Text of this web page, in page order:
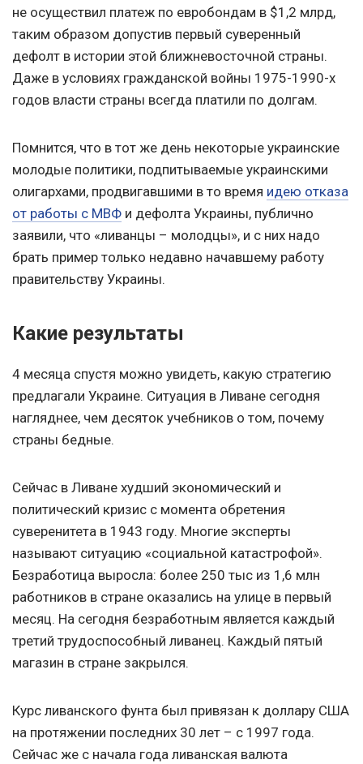
не осуществил платеж по евробондам в $1,2 млрд,
таким образом допустив первый суверенный
дефолт в истории этой ближневосточной страны.
Даже в условиях гражданской войны 1975-1990-х
годов власти страны всегда платили по долгам.
Помнится, что в тот же день некоторые украинские
молодые политики, подпитываемые украинскими
олигархами, продвигавшими в то время идею отказа
от работы с МВФ и дефолта Украины, публично
заявили, что «ливанцы – молодцы», и с них надо
брать пример только недавно начавшему работу
правительству Украины.
Какие результаты
4 месяца спустя можно увидеть, какую стратегию
предлагали Украине. Ситуация в Ливане сегодня
нагляднее, чем десяток учебников о том, почему
страны бедные.
Сейчас в Ливане худший экономический и
политический кризис с момента обретения
суверенитета в 1943 году. Многие эксперты
называют ситуацию «социальной катастрофой».
Безработица выросла: более 250 тыс из 1,6 млн
работников в стране оказались на улице в первый
месяц. На сегодня безработным является каждый
третий трудоспособный ливанец. Каждый пятый
магазин в стране закрылся.
Курс ливанского фунта был привязан к доллару США
на протяжении последних 30 лет – с 1997 года.
Сейчас же с начала года ливанская валюта